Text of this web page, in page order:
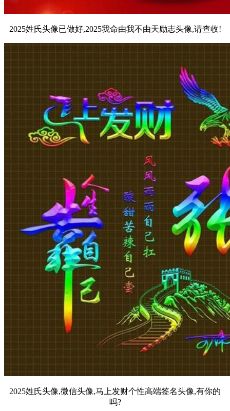
2025姓氏头像已做好,2025我命由我不由天励志头像,请查收!
2025姓氏头像,微信头像,马上发财个性高端签名头像,有你的
吗?